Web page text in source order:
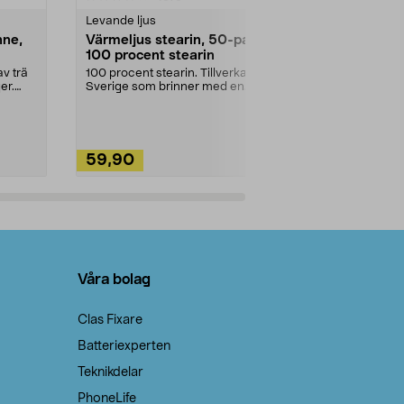
trä
Levande ljus
Värmeljus stearin, 50-pack,
100 procent stearin
100 procent stearin. Tillverkade i
Sverige som brinner med en
59,90
Våra bolag
Clas Fixare
Batteriexperten
Teknikdelar
PhoneLife